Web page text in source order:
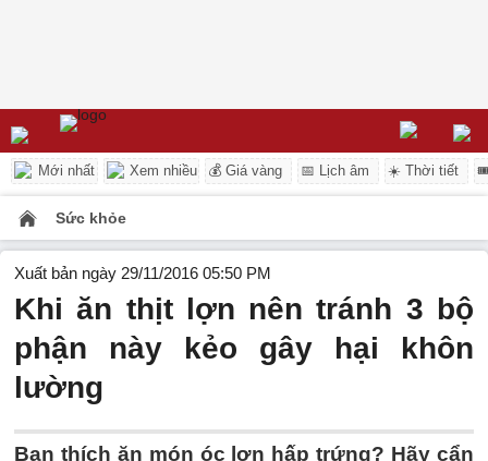
Mới nhất Xem nhiều 💰 Giá vàng 📅 Lịch âm ☀️ Thời tiết
Sức khỏe
Xuất bản ngày 29/11/2016 05:50 PM
Khi ăn thịt lợn nên tránh 3 bộ
phận này kẻo gây hại khôn
lường
Bạn thích ăn món óc lợn hấp trứng? Hãy cẩn